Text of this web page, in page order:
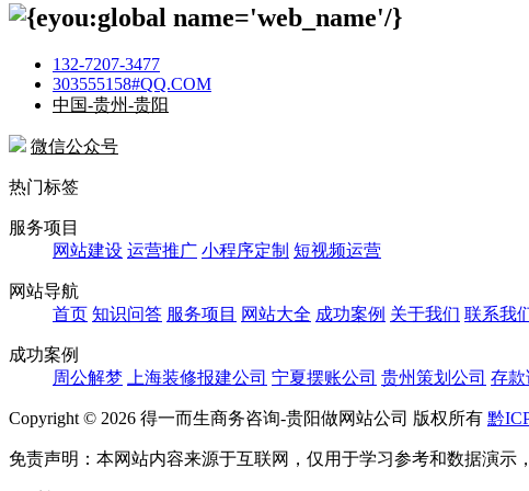
132-7207-3477
303555158#QQ.COM
中国-贵州-贵阳
微信公众号
热门标签
服务项目
网站建设 运营推广 小程序定制 短视频运营
网站导航
首页 知识问答 服务项目 网站大全 成功案例 关于我们 联系我
成功案例
周公解梦
上海装修报建公司 宁夏摆账公司 贵州策划公司 存款
Copyright © 2026 得一而生商务咨询-贵阳做网站公司 版权所有 黔
免责声明：本网站内容来源于互联网，仅用于学习参考和数据演